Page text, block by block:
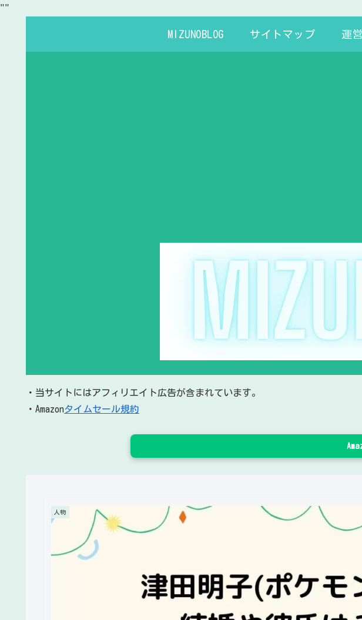
""
MIZUNOBLOG サイトマップ 運
・当サイトにはアフィリエイト広告が含まれています。
・Amazonタイムセール規約
人物